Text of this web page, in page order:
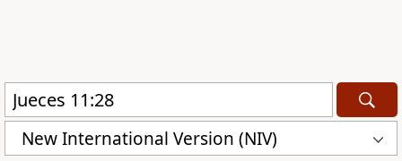
New International Version (NIV)